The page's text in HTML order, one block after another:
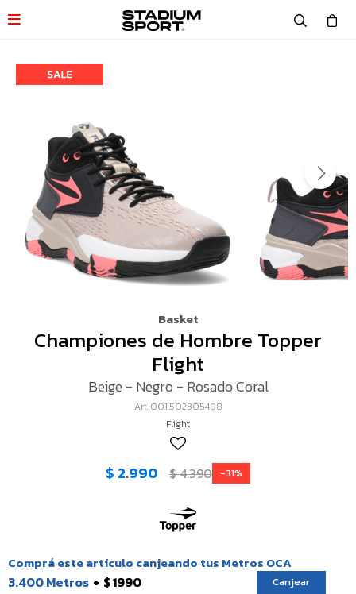

Basket
Championes de Hombre Topper
Flight
Beige - Negro - Rosado Coral
001.502305498
Flight
$ 2.990 $4.390 31
Comprá este artículo canjeando tus Metros OCA
3.400 Metros $ 1990 Canjear